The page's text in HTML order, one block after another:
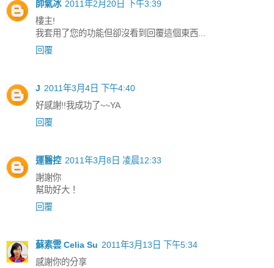
帥氣冰 2011年2月20日 下午3:39
樓主!
我套用了您的功能但卻沒看到回覆這個東西...
回覆
J 2011年3月4日 下午4:40
好感謝!!我成功了~~YA
回覆
運醫控 2011年3月8日 凌晨12:33
謝謝你
幫助好大！
回覆
蘇素雲 Celia Su 2011年3月13日 下午5:34
感謝你的分享